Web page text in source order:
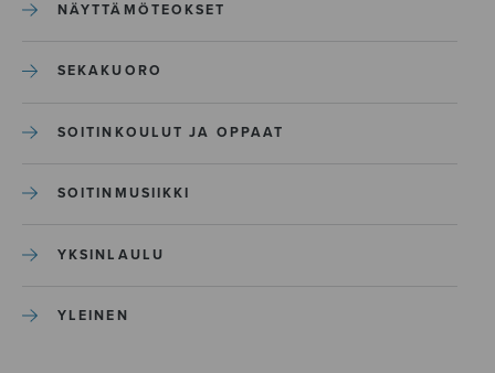
NÄYTTÄMÖTEOKSET
SEKAKUORO
SOITINKOULUT JA OPPAAT
SOITINMUSIIKKI
YKSINLAULU
YLEINEN